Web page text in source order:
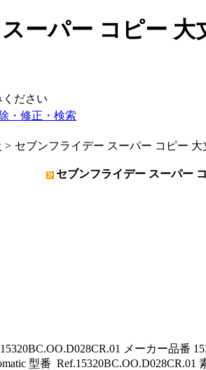
ーパー コピー
ください
・修正・検索
> セブンフライデー スーパー コピー 大
セブンフライデー スーパー
メーカー品番
型番